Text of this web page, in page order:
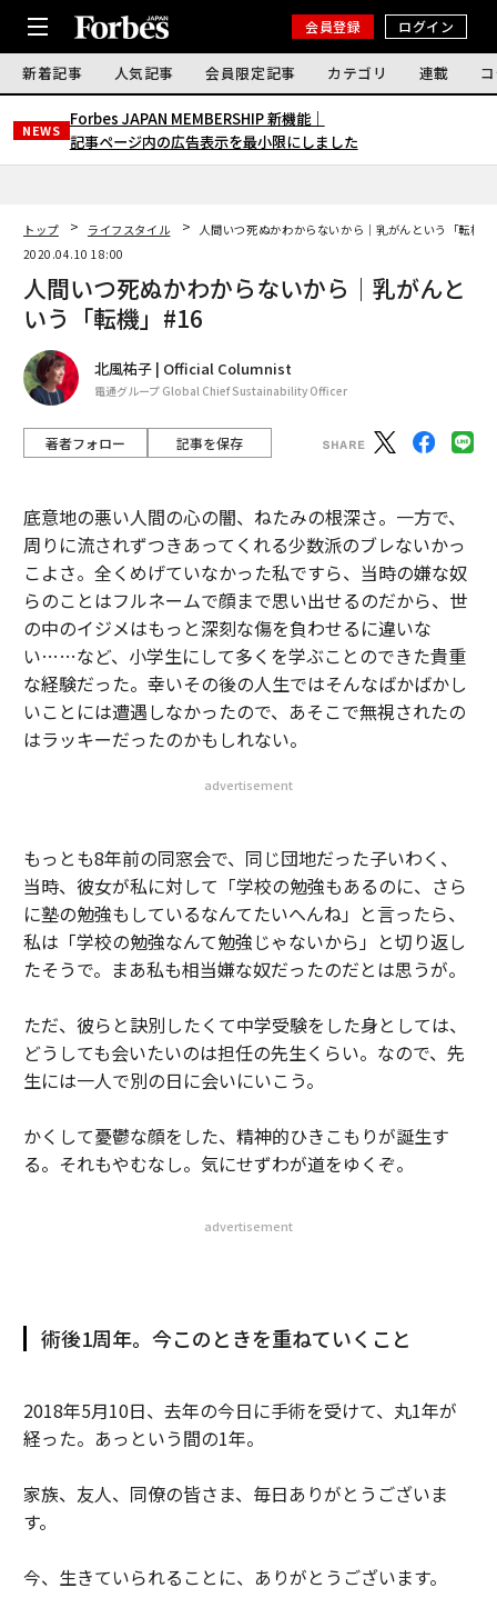
会員登録 ログイン
新着記事 人気記事 会員限定記事 カテゴリ 連載
NEWS
Forbes JAPAN MEMBERSHIP 新機能｜
記事ページ内の広告表示を最小限にしました
トップ ライフスタイル
人間いつ死ぬかわからないから｜乳がんという「転機
2020.04.10 18:00
人間いつ死ぬかわからないから｜乳がんと
いう「転機」#16
北風祐子 | Official Columnist
電通グループ Global Chief Sustainability Officer
著者フォロー 記事を保存
底意地の悪い人間の心の闇、ねたみの根深さ。一方で、
周りに流されずつきあってくれる少数派のブレないかっ
こよさ。全くめげていなかった私ですら、当時の嫌な奴
らのことはフルネームで顔まで思い出せるのだから、世
の中のイジメはもっと深刻な傷を負わせるに違いな
い……など、小学生にして多くを学ぶことのできた貴重
な経験だった。幸いその後の人生ではそんなばかばかし
いことには遭遇しなかったので、あそこで無視されたの
はラッキーだったのかもしれない。
advertisement
もっとも8年前の同窓会で、同じ団地だった子いわく、
当時、彼女が私に対して「学校の勉強もあるのに、さら
に塾の勉強もしているなんてたいへんね」と言ったら、
私は「学校の勉強なんて勉強じゃないから」と切り返し
たそうで。まあ私も相当嫌な奴だったのだとは思うが。
ただ、彼らと訣別したくて中学受験をした身としては、
どうしても会いたいのは担任の先生くらい。なので、先
生には一人で別の日に会いにいこう。
かくして憂鬱な顔をした、精神的ひきこもりが誕生す
る。それもやむなし。気にせずわが道をゆくぞ。
advertisement
術後1周年。今このときを重ねていくこと
2018年5月10日、去年の今日に手術を受けて、丸1年が
経った。あっという間の1年。
家族、友人、同僚の皆さま、毎日ありがとうございま
す。
今、生きていられることに、ありがとうございます。